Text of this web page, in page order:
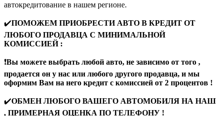
автокредитование в нашем регионе.
✔️ПОМОЖЕМ ПРИОБРЕСТИ АВТО В КРЕДИТ ОТ
ЛЮБОГО ПРОДАВЦА С МИНИМАЛЬНОЙ
КОМИССИЕЙ :
❗️Вы можете выбрать любой авто, не зависимо от того ,
продается он у нас или любого другого продавца, и мы
оформим Вам на него кредит с комиссией от 2 процентов !
✔️ОБМЕН ЛЮБОГО ВАШЕГО АВТОМОБИЛЯ НА НАШ
, ПРИМЕРНАЯ ОЦЕНКА ПО ТЕЛЕФОНУ !